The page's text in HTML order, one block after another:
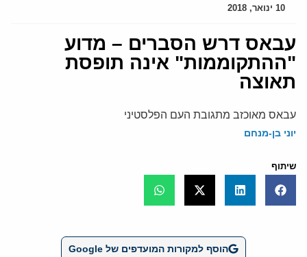
10 ינואר, 2018
עבאס דרש הסברים – מדוע
"ההתקוממות" אינה תופסת
תאוצה
עבאס מאוכזב מתגובת העם הפלסטיני
יוני בן-מנחם
שיתוף
הוסף למקורות המועדפים של Google